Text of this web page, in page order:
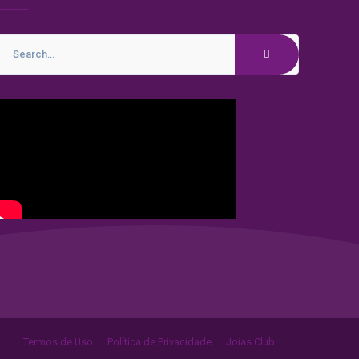
Termos de Uso Política de Privacidade Joias Club